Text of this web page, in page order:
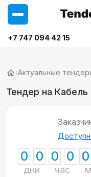
+7 747 094 42 15
›Актуальные
Тендер на Кабель
0 0
дни
0 0
час
0